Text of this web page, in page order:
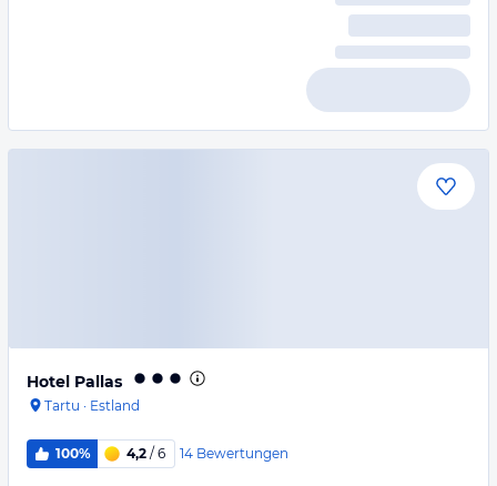
Hotel Pallas
Tartu · Estland
100% 4,2 / 6 14 Bewertungen